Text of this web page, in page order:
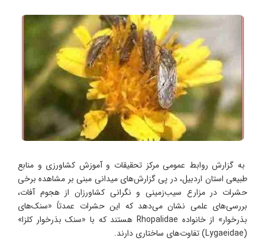
به گزارش روابط عمومی مرکز تحقیقات و آموزش کشاورزی و منابع
طبیعی استان اردبیل، در پی گزارش‌های میدانی مبنی بر مشاهده برخی
حشرات در مزارع سیب‌زمینی و نگرانی کشاورزان از هجوم آفات،
بررسی‌های علمی نشان می‌دهد که این حشرات عمدتاً «سنک‌های
بذرخوار» از خانواده Rhopalidae هستند که با «سنک بذرخوار کلزا»
(Lygaeidae) تفاوت‌های ساختاری دارند.